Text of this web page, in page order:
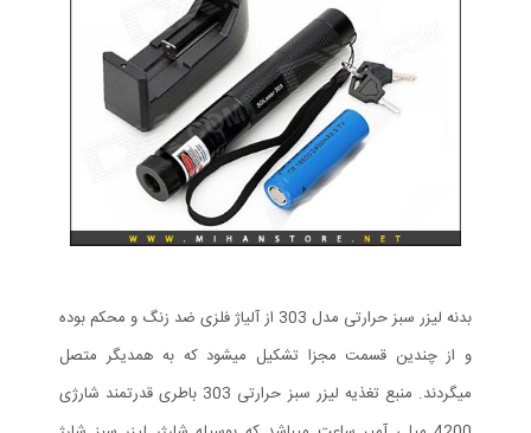
بدنه لیزر سبز حرارتی مدل 303 از آلیاژ فلزی ضد زنگ و محکم بوده
و از چندین قسمت مجزا تشکیل میشود که به همدیگر متصل
میگردند. منبع تغذیه لیزر سبز حرارتی 303 باطری قدرتمند شارژی